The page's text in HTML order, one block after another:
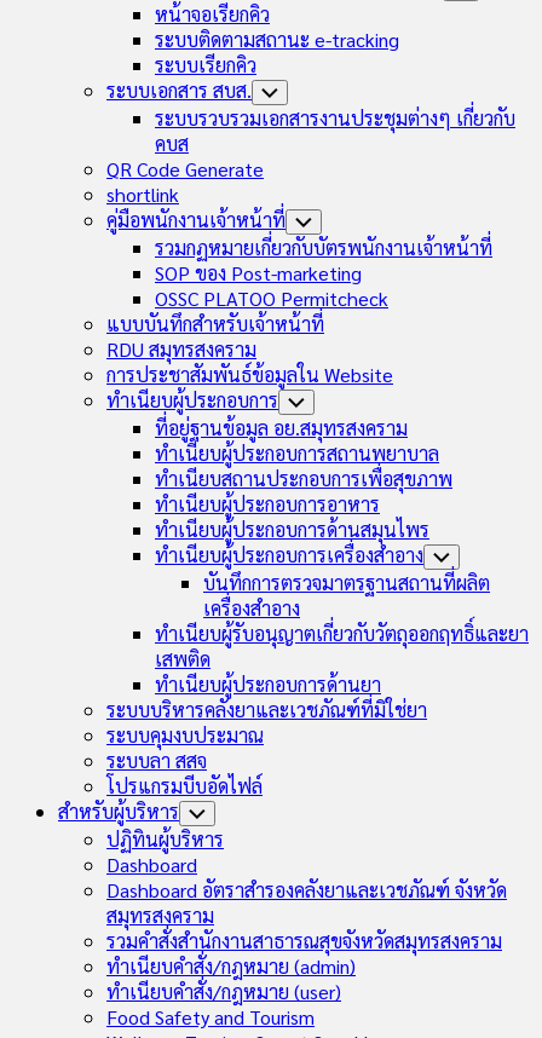
หน้าจอเรียกคิว
ระบบติดตามสถานะ e-tracking
ระบบเรียกคิว
ระบบเอกสาร สบส. Toggle
Child
Menu
ระบบรวบรวมเอกสารงานประชุมต่างๆ เกี่ยวกับ
คบส
QR Code Generate
shortlink
คู่มือพนักงานเจ้าหน้าที่ Toggle
Child
Menu
รวมกฏหมายเกี่ยวกับบัตรพนักงานเจ้าหน้าที่
SOP ของ Post-marketing
OSSC PLATOO Permitcheck
แบบบันทึกสำหรับเจ้าหน้าที่
RDU สมุทรสงคราม
การประชาสัมพันธ์ข้อมูลใน Website
ทำเนียบผู้ประกอบการ Toggle
Child
Menu
ที่อยู่ฐานข้อมูล อย.สมุทรสงคราม
ทำเนียบผู้ประกอบการสถานพยาบาล
ทำเนียบสถานประกอบการเพื่อสุขภาพ
ทำเนียบผู้ประกอบการอาหาร
ทำเนียบผู้ประกอบการด้านสมุนไพร
ทำเนียบผู้ประกอบการเครื่องสำอาง Toggle
Child
Menu
บันทึกการตรวจมาตรฐานสถานที่ผลิต
เครื่องสำอาง
ทำเนียบผู้รับอนุญาตเกี่ยวกับวัตถุออกฤทธิ์และยา
เสพติด
ทำเนียบผู้ประกอบการด้านยา
ระบบบริหารคลังยาและเวชภัณฑ์ที่มิใช่ยา
ระบบคุมงบประมาณ
ระบบลา สสจ
โปรแกรมบีบอัดไฟล์
Current
Page
Parent
สำหรับผู้บริหาร Toggle
Child
Menu
ปฏิทินผู้บริหาร
Dashboard
Dashboard อัตราสำรองคลังยาและเวชภัณฑ์ จังหวัด
สมุทรสงคราม
Current
Page:
รวมคำสั่งสำนักงานสาธารณสุขจังหวัดสมุทรสงคราม
ทำเนียบคำสั่ง/กฎหมาย (admin)
ทำเนียบคำสั่ง/กฎหมาย (user)
Food Safety and Tourism